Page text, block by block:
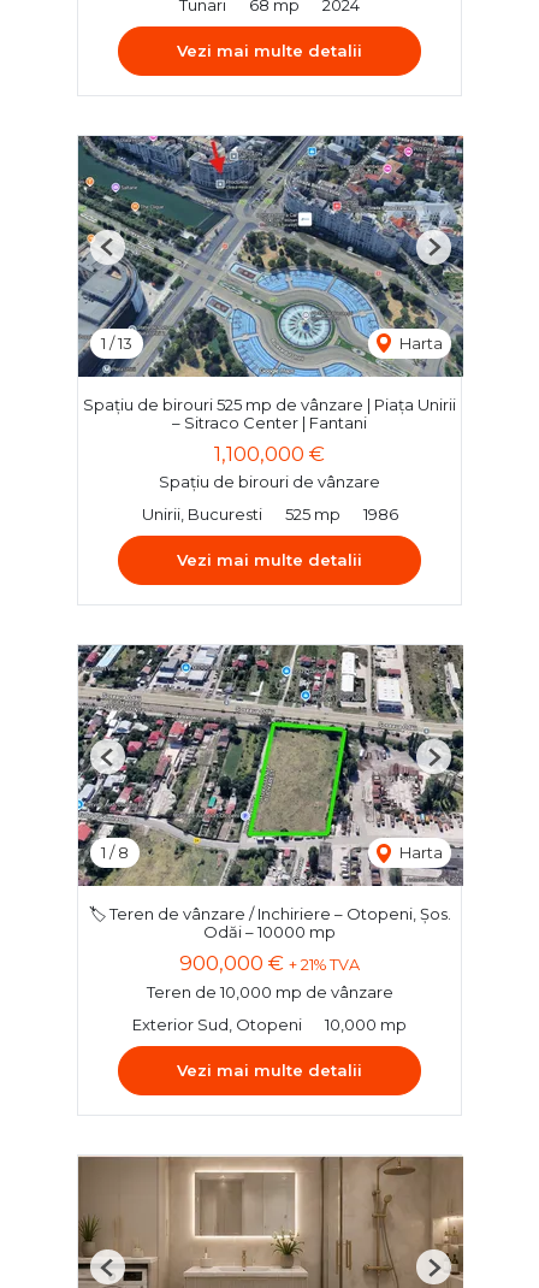
Tunari 68 mp 2024
Vezi mai multe detalii
1 /13 Harta
Previous Next
Spațiu de birouri 525 mp de vânzare | Piața Unirii
– Sitraco Center | Fantani
1,100,000 €
Spațiu de birouri de vânzare
Unirii, Bucuresti
525 mp 1986
Vezi mai multe detalii
1 /8 Harta
Previous Next
🏷️ Teren de vânzare / Inchiriere – Otopeni, Șos.
Odăi – 10000 mp
900,000 € + 21% TVA
Teren de 10,000 mp de vânzare
Exterior Sud, Otopeni
10,000 mp
Vezi mai multe detalii
Previous Next